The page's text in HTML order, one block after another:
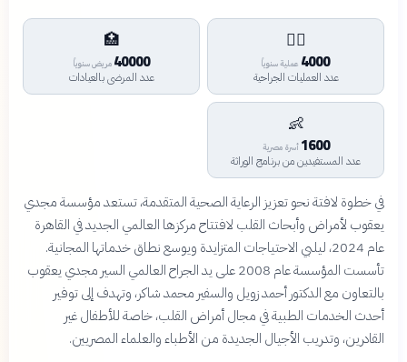
👨‍⚕️
4000 عملية سنوياً
عدد العمليات الجراحية
🏥
40000 مريض سنوياً
عدد المرضى بالعيادات
👶
1600 أسرة مصرية
عدد المستفيدين من برنامج الوراثة
في خطوة لافتة نحو تعزيز الرعاية الصحية المتقدمة، تستعد مؤسسة مجدي
يعقوب لأمراض وأبحاث القلب لافتتاح مركزها العالمي الجديد في القاهرة
عام 2024، ليلبي الاحتياجات المتزايدة ويوسع نطاق خدماتها المجانية.
تأسست المؤسسة عام 2008 على يد الجراح العالمي السير مجدي يعقوب
بالتعاون مع الدكتور أحمد زويل والسفير محمد شاكر، وتهدف إلى توفير
أحدث الخدمات الطبية في مجال أمراض القلب، خاصة للأطفال غير
القادرين، وتدريب الأجيال الجديدة من الأطباء والعلماء المصريين.